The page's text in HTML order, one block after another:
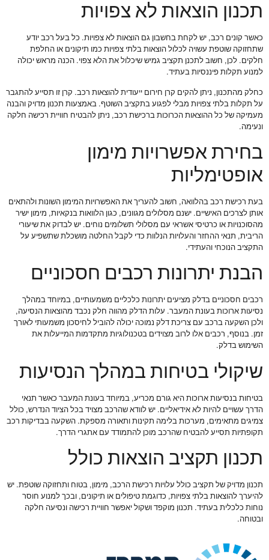
תכנון הוצאות לא צפויות
כאשר קונים רכב, יש לקחת בחשבון גם הוצאות לא צפויות. כל בעל רכב יודע
שתחזוקה שוטפת עשויה לכלול הוצאות בלתי צפויות כמו תיקונים או החלפת
חלקים. לכן, חשוב לתכנן תקציב גמיש שיכלול את הלא צפוי. הכנה מראש יכולה
למנוע תקלות פיננסיות בעתיד.
כחלק מהתכנון, ניתן להקים קרן חירום ייעודית להוצאות רכב. קרן זו תסייע להתגבר
על תקלות בלתי צפויות מבלי לפגוע בתקציב השוטף. באמצעות תכנון מדויק והבנה
מעמיקה של כל ההוצאות הכרוכות ברכישת רכב, ניתן להבטיח חוויית רכישה חלקה
ונעימה.
בחירת אפשרויות מימון
אופטימליות
בעת רכישת רכב בהלוואה, חשוב להעריך את האפשרויות המימון השונות ולהתאים
אותן לצרכים האישיים. ישנם מסלולים מגוונים, כגון הלוואות בנקאיות, מימון ישיר
מהסוכנויות או כרטיסי אשראי עם מסלולי תשלומים נוחים. יש לבדוק את שיעורי
הריבית, תנאי ההחזר והעלויות הנלוות כדי לקבל החלטה מושכלת שתשפיע על
התקציב הנוכחי והעתידי.
הבנת יתרונות רכבים חסכוניים
רכבים חסכוניים בדלק מציעים יתרונות כלכליים משמעותיים, במיוחד במהלך
נסיעות ארוכות בעונת המעבר. עלות הדלק מהווה חלק נכבד מהוצאות הנסיעה,
ולכן השקעה ברכב עם צריכת דלק נמוכה יכולה להוביל לחיסכון משמעותי לאורך
זמן. בנוסף, רכבים אלו לרוב מצוידים בטכנולוגיות מתקדמות המייעלות את
השימוש בדלק.
שיקולי בטיחות במהלך הנסיעות
בטיחות בנסיעות ארוכות היא גורם מכריע, במיוחד בעונת המעבר כאשר תנאי
הדרך עשויים להיות לא אידיאליים. יש לוודא שהרכב מצויד בכל הציוד הנדרש, כולל
צמיגים מתאימים, מערכות בלימה תקינות ותאורה מספקת. השקעה בבדיקות רכב
תקופתיות תסייע להבטיח שהרכב מוכן להתמודד עם אתגרי הדרך.
תכנון תקציב הוצאות כולל
תכנון מדויק של תקציב כולל עלויות רכישת הרכב, מימון, בטוח ותחזוקה שוטפת. יש
להיערך להוצאות בלתי צפויות, כדוגמת טיפולים או תיקונים, ובכך למנוע חוסר
נוחות כלכלית בעתיד. תכנון מוקפד ושקול יאפשר חוויית רכישה ונסיעה חלקה
ובטוחה.